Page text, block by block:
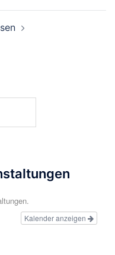
Kalender anzeigen